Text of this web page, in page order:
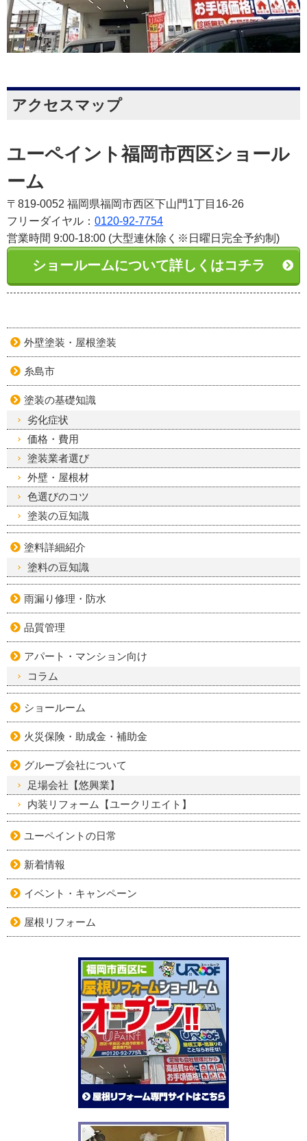
アクセスマップ
ユーペイント福岡市西区ショール
ーム
〒819-0052 福岡県福岡市西区下山門1丁目16-26
フリーダイヤル： 0120-92-7754
営業時間 9:00-18:00 (大型連休除く※日曜日完全予約制)
ショールームについて詳しくはコチラ
外壁塗装・屋根塗装
糸島市
塗装の基礎知識
劣化症状
価格・費用
塗装業者選び
外壁・屋根材
色選びのコツ
塗装の豆知識
塗料詳細紹介
塗料の豆知識
雨漏り修理・防水
品質管理
アパート・マンション向け
コラム
ショールーム
火災保険・助成金・補助金
グループ会社について
足場会社【悠興業】
内装リフォーム【ユークリエイト】
ユーペイントの日常
新着情報
イベント・キャンペーン
屋根リフォーム